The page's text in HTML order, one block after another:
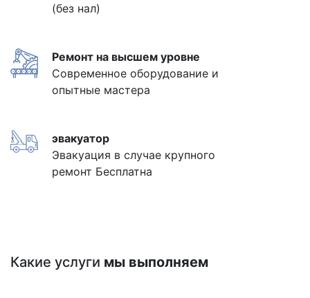
(без нал)
Ремонт на высшем уровне
Современное оборудование и
опытные мастера
эвакуатор
Эвакуация в случае крупного
ремонт Бесплатна
Какие услуги мы выполняем